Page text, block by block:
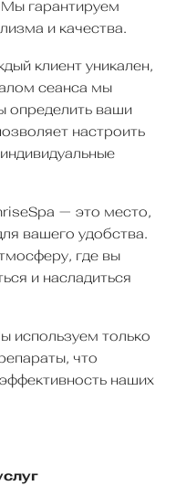
Мы гарантируем
и качества.
клиент уникален,
сеанса мы
определить ваши
настроить
— это место,
вашего удобства.
где вы
и насладиться
используем только
что
наших